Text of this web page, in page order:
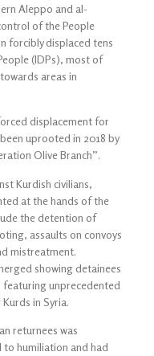
Aleppo and al-
of the People
forcibly displaced tens
(IDPs), most of
areas in
displacement for
uprooted in 2018 by
Olive Branch”.
Kurdish civilians,
at the hands of the
the detention of
assaults on convoys
mistreatment.
showing detainees
unprecedented
in Syria.
returnees was
to humiliation and had